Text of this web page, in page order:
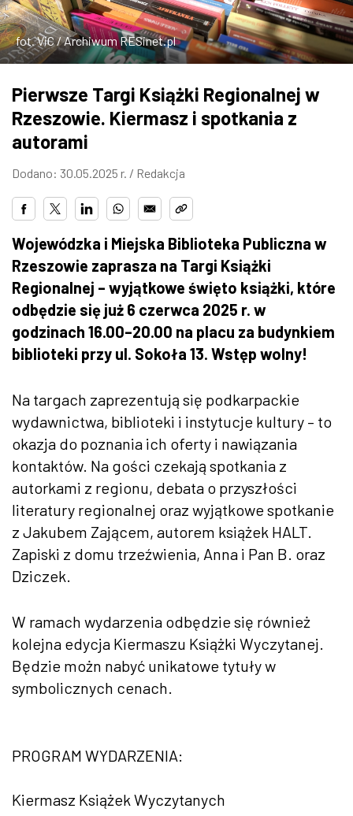
ZDJĘCIA
W RZESZOWIE
fot. ViC / Archiwum RESinet.pl
Pierwsze Targi Książki Regionalnej w
Rzeszowie. Kiermasz i spotkania z
autorami
Dodano: 30.05.2025 r. / Redakcja
Wojewódzka i Miejska Biblioteka Publiczna w
Rzeszowie zaprasza na Targi Książki
Regionalnej – wyjątkowe święto książki, które
odbędzie się już 6 czerwca 2025 r. w
godzinach 16.00–20.00 na placu za budynkiem
biblioteki przy ul. Sokoła 13. Wstęp wolny!
Na targach zaprezentują się podkarpackie
wydawnictwa, biblioteki i instytucje kultury – to
okazja do poznania ich oferty i nawiązania
kontaktów. Na gości czekają spotkania z
autorkami z regionu, debata o przyszłości
literatury regionalnej oraz wyjątkowe spotkanie
z Jakubem Zającem, autorem książek HALT.
Zapiski z domu trzeźwienia, Anna i Pan B. oraz
Dziczek.
W ramach wydarzenia odbędzie się również
kolejna edycja Kiermaszu Książki Wyczytanej.
Będzie możn nabyć unikatowe tytuły w
symbolicznych cenach.
PROGRAM WYDARZENIA:
Kiermasz Książek Wyczytanych